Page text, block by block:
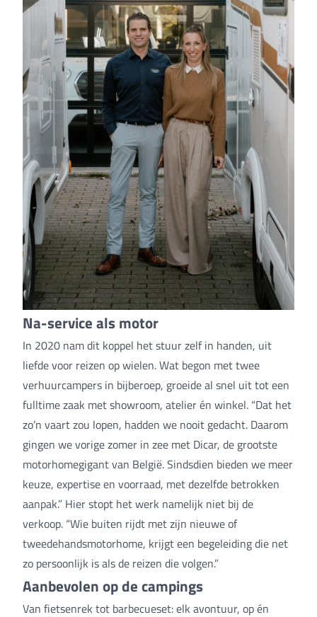
Na-service als motor
In 2020 nam dit koppel het stuur zelf in handen, uit
liefde voor reizen op wielen. Wat begon met twee
verhuurcampers in bijberoep, groeide al snel uit tot een
fulltime zaak met showroom, atelier én winkel. “Dat het
zo’n vaart zou lopen, hadden we nooit gedacht. Daarom
gingen we vorige zomer in zee met Dicar, de grootste
motorhomegigant van België. Sindsdien bieden we meer
keuze, expertise en voorraad, met dezelfde betrokken
aanpak.” Hier stopt het werk namelijk niet bij de
verkoop. “Wie buiten rijdt met zijn nieuwe of
tweedehandsmotorhome, krijgt een begeleiding die net
zo persoonlijk is als de reizen die volgen.”
Aanbevolen op de campings
Van fietsenrek tot barbecueset: elk avontuur, op én